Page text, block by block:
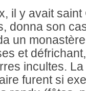
il y avait
donna son
un
et
incultes.
furent si